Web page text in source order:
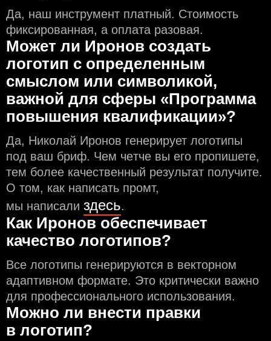
Да, наш инструмент платный. Стоимость
фиксированная, а оплата разовая.
Может ли Иронов создать
логотип с определeнным
смыслом или символикой,
важной для сферы «Программа
повышения квалификации»?
Да, Николай Иронов генерирует логотипы
под ваш бриф. Чем чeтче вы его пропишете,
тем более качественный результат получите.
О том, как написать промт,
мы написали здесь.
Как Иронов обеспечивает
качество логотипов?
Все логотипы генерируются в векторном
адаптивном формате. Это критически важно
для профессионального использования.
Можно ли внести правки
в логотип?